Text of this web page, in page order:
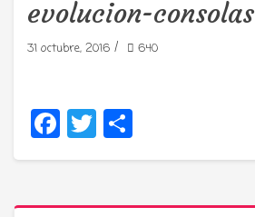
evolucion-consolas
31 octubre, 2016 / 640
Facebook
Twitter